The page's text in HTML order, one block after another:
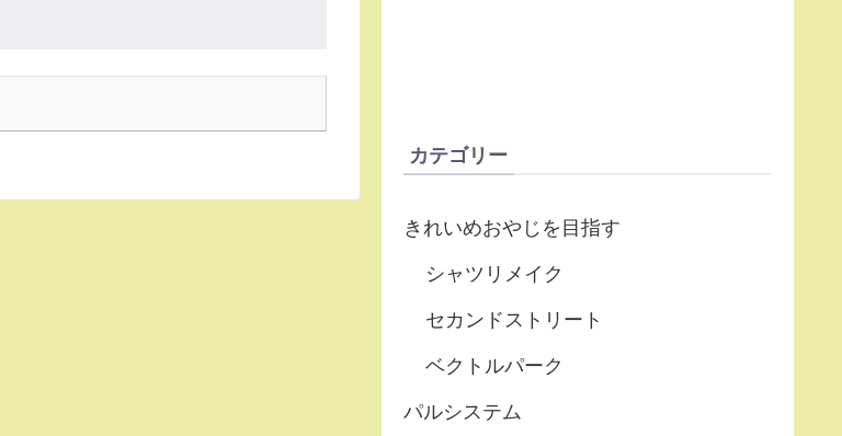
カテゴリー
きれいめおやじを目指す
シャツリメイク
セカンドストリート
ベクトルパーク
パルシステム